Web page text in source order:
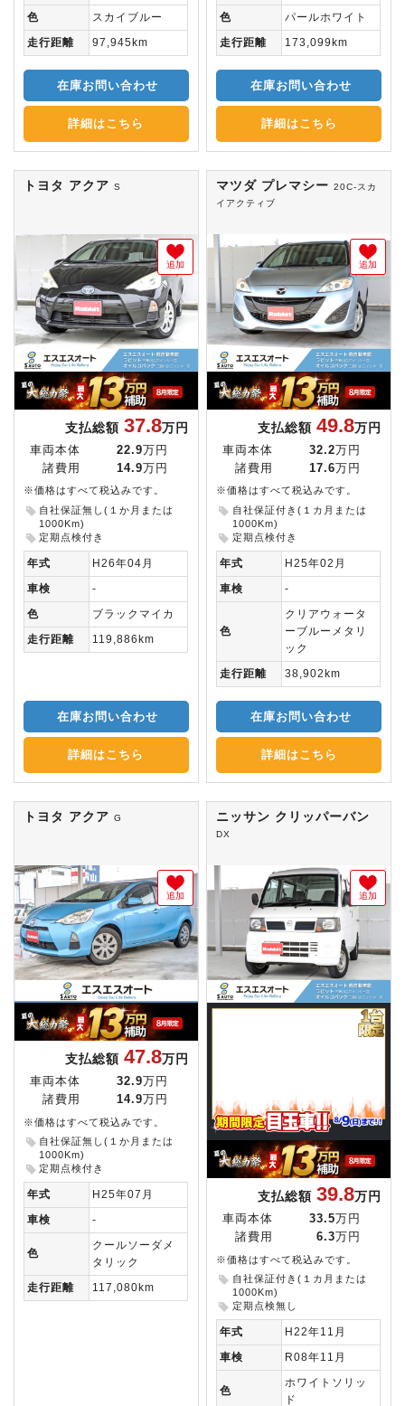
色
スカイブルー
走行距離
97,945km
在庫お問い合わせ
詳細はこちら
色
パールホワイト
走行距離
173,099km
在庫お問い合わせ
詳細はこちら
トヨタ アクア S
追加
支払総額 37.8万円
車両本体 22.9 万円
諸費用
14.9 万円
※価格はすべて税込みです。
自社保証無し(１か月または
1000Km)
定期点検付き
年式
H26年04月
車検
-
色
ブラックマイカ
走行距離
119,886km
在庫お問い合わせ
詳細はこちら
マツダ プレマシー20C-スカ
イアクティブ
追加
支払総額 49.8万円
車両本体 32.2 万円
諸費用
17.6 万円
※価格はすべて税込みです。
自社保証付き(１カ月または
1000Km)
定期点検付き
年式
H25年02月
車検
-
色
クリアウォータ
ーブルーメタリ
ック
走行距離
38,902km
在庫お問い合わせ
詳細はこちら
トヨタ アクア G
追加
支払総額 47.8万円
車両本体 32.9 万円
諸費用
14.9 万円
※価格はすべて税込みです。
自社保証無し(１か月または
1000Km)
定期点検付き
年式
H25年07月
車検
-
色
クールソーダメ
タリック
走行距離
117,080km
ニッサン クリッパーバン
DX
追加
支払総額 39.8万円
車両本体 33.5 万円
諸費用
6.3 万円
※価格はすべて税込みです。
自社保証付き(１カ月または
1000Km)
定期点検無し
年式
H22年11月
車検
R08年11月
色
ホワイトソリッ
ド